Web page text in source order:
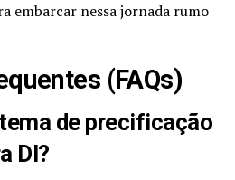
embarcar nessa jornada rumo
(FAQs)
de precificação
DI?